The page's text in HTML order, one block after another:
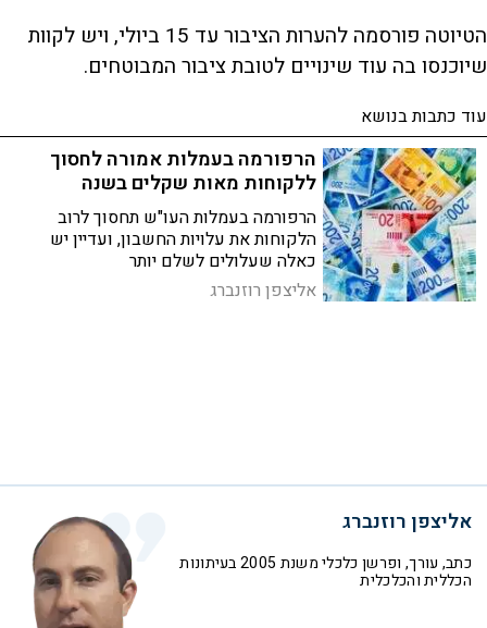
הטיוטה פורסמה להערות הציבור עד 15 ביולי, ויש לקוות
שיוכנסו בה עוד שינויים לטובת ציבור המבוטחים.
עוד כתבות בנושא
הרפורמה בעמלות אמורה לחסוך
ללקוחות מאות שקלים בשנה
הרפורמה בעמלות העו"ש תחסוך לרוב
הלקוחות את עלויות החשבון, ועדיין יש
כאלה שעלולים לשלם יותר
אליצפן רוזנברג
אליצפן רוזנברג
כתב, עורך, ופרשן כלכלי משנת 2005 בעיתונות
הכללית והכלכלית